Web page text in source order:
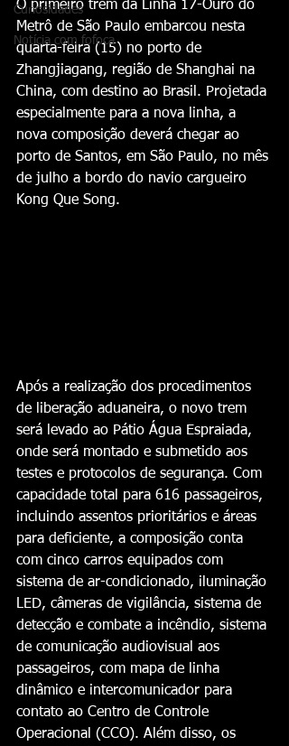
Curiosidades
Notícia com fofoca
O primeiro trem da Linha 17-Ouro do
Metrô de São Paulo embarcou nesta
quarta-feira (15) no porto de
Zhangjiagang, região de Shanghai na
China, com destino ao Brasil. Projetada
especialmente para a nova linha, a
nova composição deverá chegar ao
porto de Santos, em São Paulo, no mês
de julho a bordo do navio cargueiro
Kong Que Song.
Após a realização dos procedimentos
de liberação aduaneira, o novo trem
será levado ao Pátio Água Espraiada,
onde será montado e submetido aos
testes e protocolos de segurança. Com
capacidade total para 616 passageiros,
incluindo assentos prioritários e áreas
para deficiente, a composição conta
com cinco carros equipados com
sistema de ar-condicionado, iluminação
LED, câmeras de vigilância, sistema de
detecção e combate a incêndio, sistema
de comunicação audiovisual aos
passageiros, com mapa de linha
dinâmico e intercomunicador para
contato ao Centro de Controle
Operacional (CCO). Além disso, os